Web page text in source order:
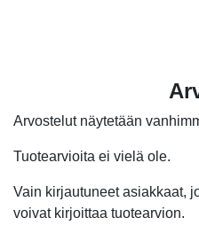
Arvostelut näytetään
Tuotearvioita ei vielä ole.
Vain kirjautuneet asiakkaat,
voivat kirjoittaa tuotearvion.